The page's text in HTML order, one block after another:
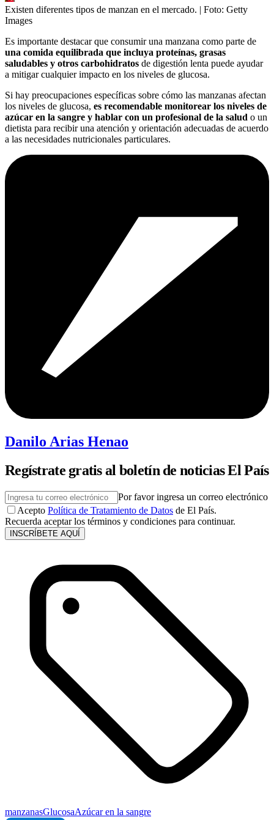
Existen diferentes tipos de manzan en el mercado. | Foto: Getty
Images
Es importante destacar que consumir una manzana como parte de
una comida equilibrada que incluya proteínas, grasas
saludables y otros carbohidratos de digestión lenta puede ayudar
a mitigar cualquier impacto en los niveles de glucosa.
Si hay preocupaciones específicas sobre cómo las manzanas afectan
los niveles de glucosa, es recomendable monitorear los niveles de
azúcar en la sangre y hablar con un profesional de la salud o un
dietista para recibir una atención y orientación adecuadas de acuerdo
a las necesidades nutricionales particulares.
Danilo Arias Henao
Regístrate gratis al boletín de noticias El País
Por favor ingresa un correo electrónico
Acepto Política de Tratamiento de Datos de El País.
Recuerda aceptar los términos y condiciones para continuar.
INSCRÍBETE AQUÍ
manzanasGlucosaAzúcar en la sangre